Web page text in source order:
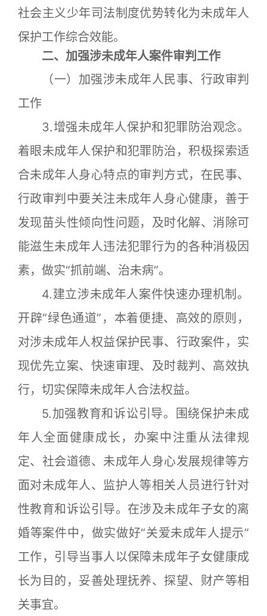
社会主义少年司法制度优势转化为未成年人
保护工作综合效能。
二、加强涉未成年人案件审判工作
（一）加强涉未成年人民事、行政审判
工作
3.增强未成年人保护和犯罪防治观念。
着眼未成年人保护和犯罪防治，积极探索适
合未成年人身心特点的审判方式，在民事、
行政审判中要关注未成年人身心健康，善于
发现苗头性倾向性问题，及时化解、消除可
能滋生未成年人违法犯罪行为的各种消极因
素，做实“抓前端、治未病”。
4.建立涉未成年人案件快速办理机制。
开辟“绿色通道”，本着便捷、高效的原则，
对涉未成年人权益保护民事、行政案件，实
现优先立案、快速审理、及时裁判、高效执
行，切实保障未成年人合法权益。
5.加强教育和诉讼引导。围绕保护未成
年人全面健康成长，办案中注重从法律规
定、社会道德、未成年人身心发展规律等方
面对未成年人、监护人等相关人员进行针对
性教育和诉讼引导。在涉及未成年子女的离
婚等案件中，做实做好“关爱未成年人提示”
工作，引导当事人以保障未成年子女健康成
长为目的，妥善处理抚养、探望、财产等相
关事宜。